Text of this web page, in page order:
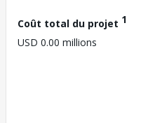
Coût total du projet 1
USD 0.00 millions